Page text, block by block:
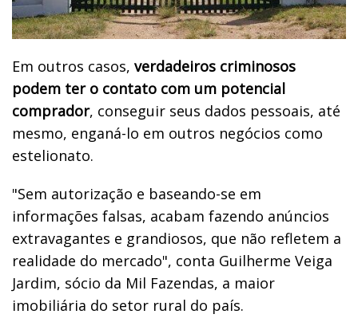
Em outros casos, verdadeiros criminosos
podem ter o contato com um potencial
comprador, conseguir seus dados pessoais, até
mesmo, enganá-lo em outros negócios como
estelionato.
"Sem autorização e baseando-se em
informações falsas, acabam fazendo anúncios
extravagantes e grandiosos, que não refletem a
realidade do mercado", conta Guilherme Veiga
Jardim, sócio da Mil Fazendas, a maior
imobiliária do setor rural do país.